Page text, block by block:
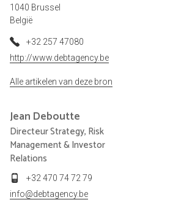
1040 Brussel
België
+32 257 47080
http://www.debtagency.be
Alle artikelen van deze bron
Jean Deboutte
Directeur Strategy, Risk
Management & Investor
Relations
+32 470 74 72 79
info@debtagency.be